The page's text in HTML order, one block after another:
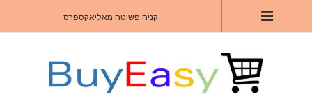
קניה פשוטה מאליאקספרס